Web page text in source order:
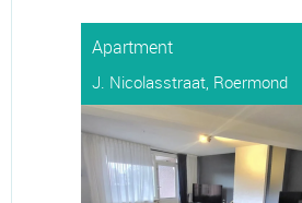
Apartment
J. Nicolasstraat, Roermond